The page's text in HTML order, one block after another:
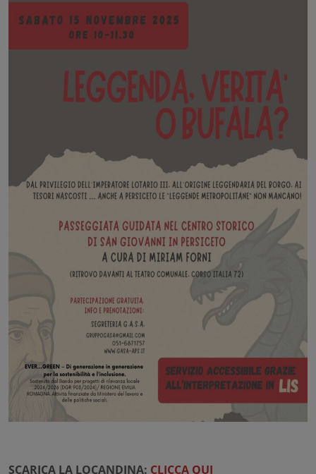
SCARICA LA LOCANDINA: CLICCA QUI